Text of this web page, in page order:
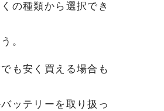
の種類から選択でき
。
も安く買える場合も
ッテリーを取り扱っ